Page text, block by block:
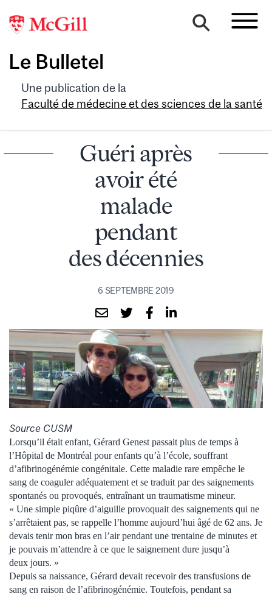
Le Bulletel
Une publication de la
Faculté de médecine et des sciences de la santé
Guéri après
avoir été
malade
pendant
des décennies
6 SEPTEMBRE 2019
Source CUSM
Lorsqu’il était enfant, Gérard Genest passait plus de temps à
l’Hôpital de Montréal pour enfants qu’à l’école, souffrant
d’afibrinogénémie congénitale. Cette maladie rare empêche le
sang de coaguler adéquatement et se traduit par des saignements
spontanés ou provoqués, entraînant un traumatisme mineur.
« Une simple piqûre d’aiguille provoquait des saignements qui ne
s’arrêtaient pas, se rappelle l’homme aujourd’hui âgé de 62 ans. Je
devais tenir mon bras en l’air pendant une trentaine de minutes et
je pouvais m’attendre à ce que le saignement dure jusqu’à
deux jours. »
Depuis sa naissance, Gérard devait recevoir des transfusions de
sang en raison de l’afibrinogénémie. Toutefois, pendant sa